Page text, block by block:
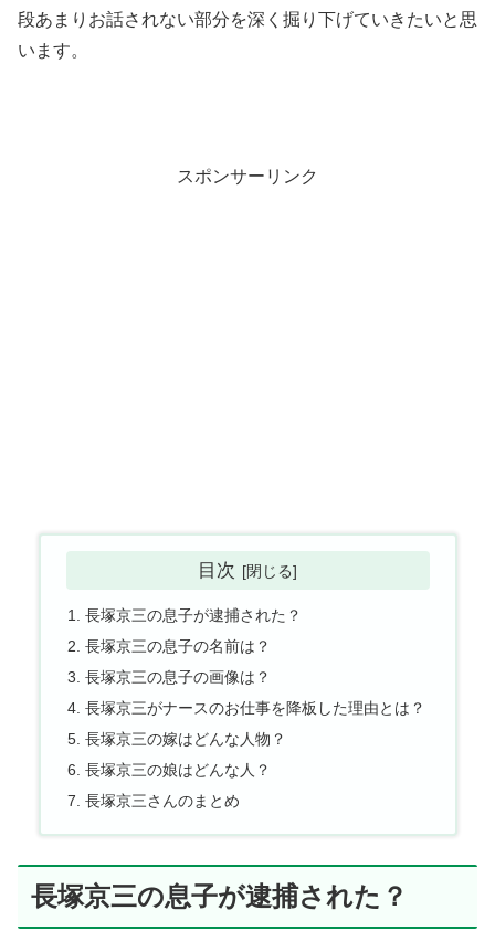
段あまりお話されない部分を深く掘り下げていきたいと思
います。
スポンサーリンク
目次
長塚京三の息子が逮捕された？
長塚京三の息子の名前は？
長塚京三の息子の画像は？
長塚京三がナースのお仕事を降板した理由とは？
長塚京三の嫁はどんな人物？
長塚京三の娘はどんな人？
長塚京三さんのまとめ
長塚京三の息子が逮捕された？